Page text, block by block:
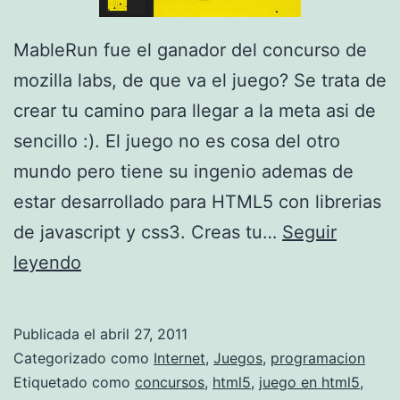
M
L
5
MableRun fue el ganador del concurso de
mozilla labs, de que va el juego? Se trata de
crear tu camino para llegar a la meta asi de
sencillo :). El juego no es cosa del otro
mundo pero tiene su ingenio ademas de
estar desarrollado para HTML5 con librerias
de javascript y css3. Creas tu… Seguir
leyendo
l
e
Publicada el abril 27, 2011
Categorizado como Internet, Juegos, programacion
Etiquetado como concursos, html5, juego en html5,